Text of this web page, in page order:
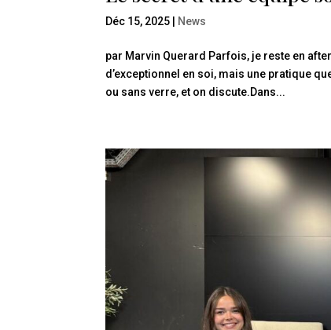
Déc 15, 2025 News
par Marvin Querard Parfois, je reste en
d’exceptionnel en soi, mais une pratique
ou sans verre, et on discute.Dans...